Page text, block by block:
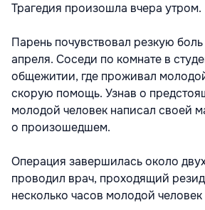
Трагедия произошла вчера утром.
Парень почувствовал резкую
апреля. Соседи по комнате в
общежитии, где проживал
скорую помощь. Узнав о
молодой человек написал своей
о произошедшем.
Операция завершилась около
проводил врач, проходящий
несколько часов молодой человек